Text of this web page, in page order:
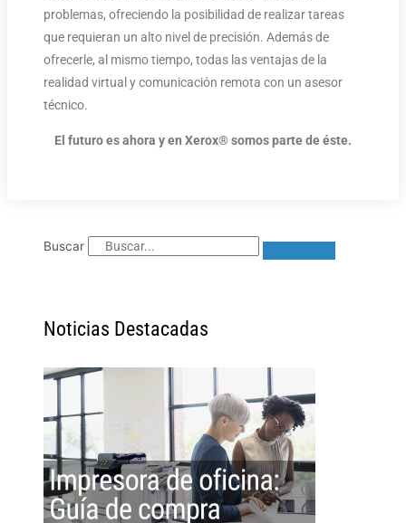
problemas, ofreciendo la posibilidad de realizar tareas
que requieran un alto nivel de precisión. Además de
ofrecerle, al mismo tiempo, todas las ventajas de la
realidad virtual y comunicación remota con un asesor
técnico.
El futuro es ahora y en Xerox® somos parte de éste.
Buscar
Noticias Destacadas